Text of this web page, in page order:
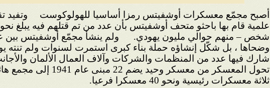
أصبح مجمّع معسكرات أوشفيتس رمزا أساسيا للهولوكوست
وتفيد
شخص – منهم حوالي مليون يهودي.
ولم ينشأ مجمّع أوشفيتس بين
وضحاها ، بل شكّل إنشاؤه حملة بناء كبرى استمرت لسنوات ولم تنته
شارك فيها عدد من المنظمات والشركات وآلاف العمال الألمان
تحول المعسكر من معسكر وحيد يضم 22 مبنى
ثلاثة معسكرات رئيسية ونحو 40 معسكرا فرعيا.